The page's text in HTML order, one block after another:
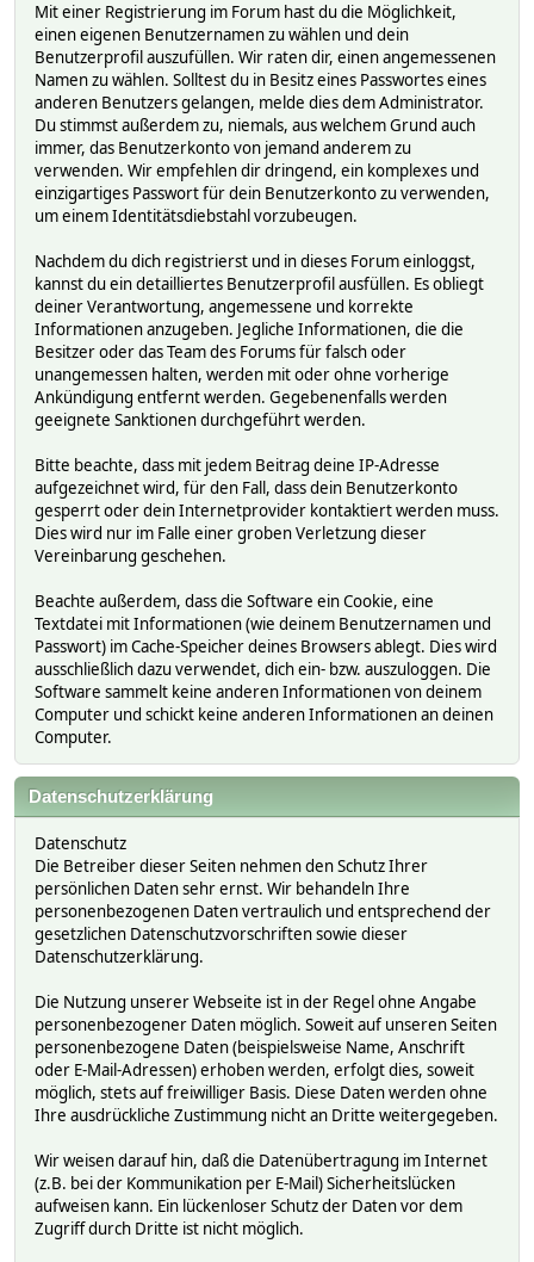
Mit einer Registrierung im Forum hast du die Möglichkeit,
einen eigenen Benutzernamen zu wählen und dein
Benutzerprofil auszufüllen. Wir raten dir, einen angemessenen
Namen zu wählen. Solltest du in Besitz eines Passwortes eines
anderen Benutzers gelangen, melde dies dem Administrator.
Du stimmst außerdem zu, niemals, aus welchem Grund auch
immer, das Benutzerkonto von jemand anderem zu
verwenden. Wir empfehlen dir dringend, ein komplexes und
einzigartiges Passwort für dein Benutzerkonto zu verwenden,
um einem Identitätsdiebstahl vorzubeugen.
Nachdem du dich registrierst und in dieses Forum einloggst,
kannst du ein detailliertes Benutzerprofil ausfüllen. Es obliegt
deiner Verantwortung, angemessene und korrekte
Informationen anzugeben. Jegliche Informationen, die die
Besitzer oder das Team des Forums für falsch oder
unangemessen halten, werden mit oder ohne vorherige
Ankündigung entfernt werden. Gegebenenfalls werden
geeignete Sanktionen durchgeführt werden.
Bitte beachte, dass mit jedem Beitrag deine IP-Adresse
aufgezeichnet wird, für den Fall, dass dein Benutzerkonto
gesperrt oder dein Internetprovider kontaktiert werden muss.
Dies wird nur im Falle einer groben Verletzung dieser
Vereinbarung geschehen.
Beachte außerdem, dass die Software ein Cookie, eine
Textdatei mit Informationen (wie deinem Benutzernamen und
Passwort) im Cache-Speicher deines Browsers ablegt. Dies wird
ausschließlich dazu verwendet, dich ein- bzw. auszuloggen. Die
Software sammelt keine anderen Informationen von deinem
Computer und schickt keine anderen Informationen an deinen
Computer.
Datenschutzerklärung
Datenschutz
Die Betreiber dieser Seiten nehmen den Schutz Ihrer
persönlichen Daten sehr ernst. Wir behandeln Ihre
personenbezogenen Daten vertraulich und entsprechend der
gesetzlichen Datenschutzvorschriften sowie dieser
Datenschutzerklärung.
Die Nutzung unserer Webseite ist in der Regel ohne Angabe
personenbezogener Daten möglich. Soweit auf unseren Seiten
personenbezogene Daten (beispielsweise Name, Anschrift
oder E-Mail-Adressen) erhoben werden, erfolgt dies, soweit
möglich, stets auf freiwilliger Basis. Diese Daten werden ohne
Ihre ausdrückliche Zustimmung nicht an Dritte weitergegeben.
Wir weisen darauf hin, daß die Datenübertragung im Internet
(z.B. bei der Kommunikation per E-Mail) Sicherheitslücken
aufweisen kann. Ein lückenloser Schutz der Daten vor dem
Zugriff durch Dritte ist nicht möglich.